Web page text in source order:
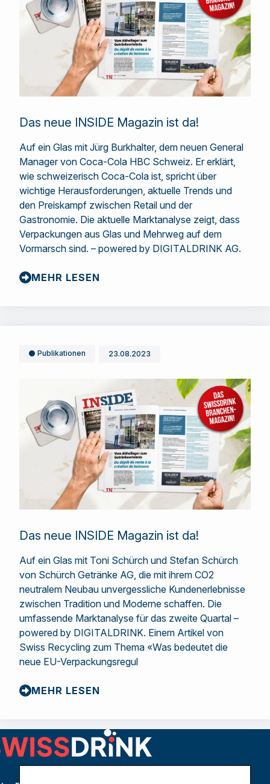
Das neue INSIDE Magazin ist da!
Auf ein Glas mit Jürg Burkhalter, dem neuen General
Manager von Coca-Cola HBC Schweiz. Er erklärt,
wie schweizerisch Coca-Cola ist, spricht über
wichtige Herausforderungen, aktuelle Trends und
den Preiskampf zwischen Retail und der
Gastronomie. Die aktuelle Marktanalyse zeigt, dass
Verpackungen aus Glas und Mehrweg auf dem
Vormarsch sind. – powered by DIGITALDRINK AG.
MEHR LESEN
Publikationen 23.08.2023
Das neue INSIDE Magazin ist da!
Auf ein Glas mit Toni Schürch und Stefan Schürch
von Schürch Getränke AG, die mit ihrem CO2
neutralem Neubau unvergessliche Kundenerlebnisse
zwischen Tradition und Moderne schaffen. Die
umfassende Marktanalyse für das zweite Quartal –
powered by DIGITALDRINK. Einem Artikel von
Swiss Recycling zum Thema «Was bedeutet die
neue EU-Verpackungsregul
MEHR LESEN